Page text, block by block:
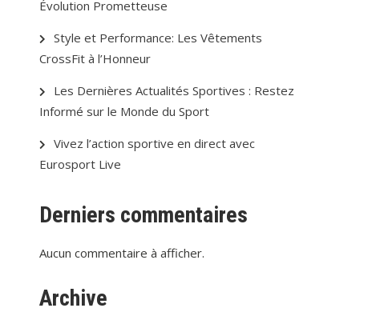
Évolution Prometteuse
Style et Performance: Les Vêtements
CrossFit à l’Honneur
Les Dernières Actualités Sportives : Restez
Informé sur le Monde du Sport
Vivez l’action sportive en direct avec
Eurosport Live
Derniers commentaires
Aucun commentaire à afficher.
Archive